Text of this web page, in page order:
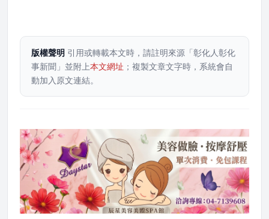
版權聲明 引用或轉載本文時，請註明來源「彰化人彰化
事新聞」並附上本文網址 ；複製文章文字時，系統會自
動加入原文連結。